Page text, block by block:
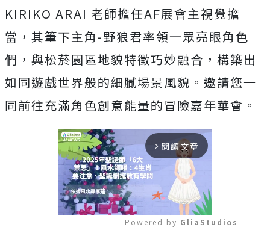
KIRIKO ARAI 老師擔任AF展會主視覺擔
當，其筆下主角-野狼君率領一眾亮眼角色
們，與松菸園區地貌特徵巧妙融合， 構築出
如同遊戲世界般的細膩場景風貌。 邀請您一
同前往充滿角色創意能量的冒險嘉年華會。
arrow_forward_ios 閱讀文章
Powered by GliaStudios